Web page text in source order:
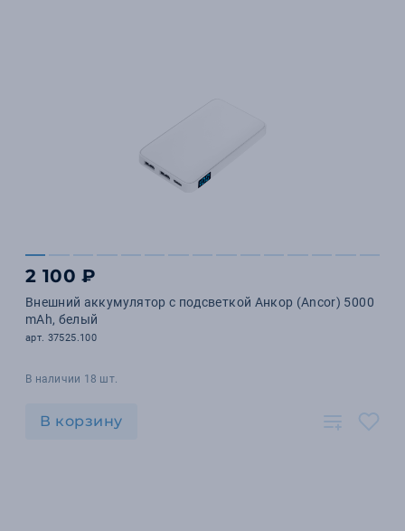
2 100 ₽
Внешний аккумулятор с подсветкой Анкор (Ancor) 5000
mAh, белый
арт. 37525.100
В наличии 18 шт.
В корзину